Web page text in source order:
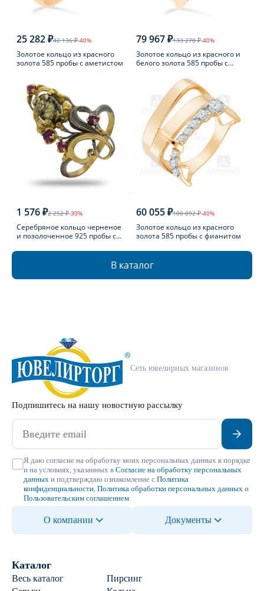
25 282 ₽42 136 ₽-40%
Золотое кольцо из красного
золота 585 пробы с аметистом
79 967 ₽133 278 ₽-40%
Золотое кольцо из красного и
белого золота 585 пробы с
1 576 ₽2 252 ₽-30%
Серебряное кольцо черненое
и позолоченное 925 пробы с
60 055 ₽100 092 ₽-40%
Золотое кольцо из красного
золота 585 пробы с фианитом
В каталог
Сеть ювелирных магазинов
Подпишитесь на нашу новостную рассылку
Я даю согласие на обработку моих персональных данных в порядке
и на условиях, указанных в Согласие на обработку персональных
данных и подтверждаю ознакомление с Политика
конфиденциальности Политика обработки персональных данных и
Пользовательским соглашением
О компании Документы
Каталог
Весь каталог
Пирсинг